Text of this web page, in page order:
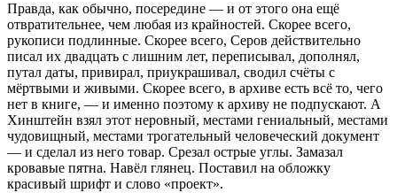
Правда, как обычно, посередине — и от этого она ещё
отвратительнее, чем любая из крайностей. Скорее всего,
рукописи подлинные. Скорее всего, Серов действительно
писал их двадцать с лишним лет, переписывал, дополнял,
путал даты, привирал, приукрашивал, сводил счёты с
мёртвыми и живыми. Скорее всего, в архиве есть всё то, чего
нет в книге, — и именно поэтому к архиву не подпускают. А
Хинштейн взял этот неровный, местами гениальный, местами
чудовищный, местами трогательный человеческий документ
— и сделал из него товар. Срезал острые углы. Замазал
кровавые пятна. Навёл глянец. Поставил на обложку
красивый шрифт и слово «проект».